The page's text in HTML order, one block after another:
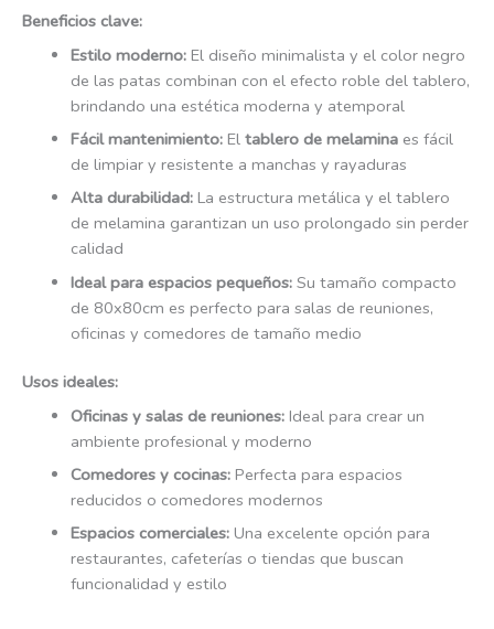
Beneficios clave:
Estilo moderno:El diseño minimalista y el color negro
de las patas combinan con el efecto roble del tablero,
brindando una estética moderna y atemporal
Fácil mantenimiento:El tablero de melaminaes fácil
de limpiar y resistente a manchas y rayaduras
Alta durabilidad:La estructura metálica y el tablero
de melamina garantizan un uso prolongado sin perder
calidad
Ideal para espacios pequeños:Su tamaño compacto
de 80x80cm es perfecto para salas de reuniones,
oficinas y comedores de tamaño medio
Usos ideales:
Oficinas y salas de reuniones:Ideal para crear un
ambiente profesional y moderno
Comedores y cocinas:Perfecta para espacios
reducidos o comedores modernos
Espacios comerciales:Una excelente opción para
restaurantes, cafeterías o tiendas que buscan
funcionalidad y estilo